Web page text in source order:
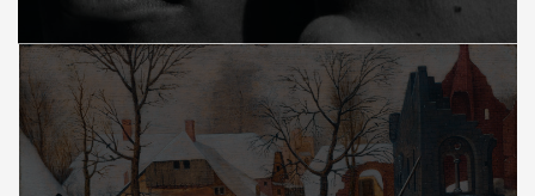
Gennaio 2, 2020